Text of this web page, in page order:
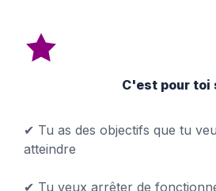
C'est pour toi
✔ Tu as des objectifs que tu
atteindre
✔ Tu veux arrêter de